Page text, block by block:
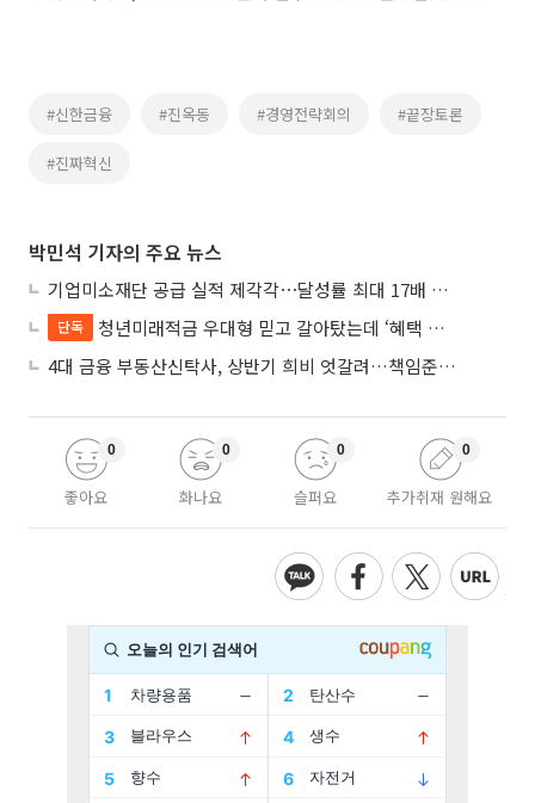
#신한금융 #진옥동 #경영전략회의 #끝장토론
#진짜혁신
박민석 기자의 주요 뉴스
기업미소재단 공급 실적 제각각⋯달성률 최대 17배 차이
단독
청년미래적금 우대형 믿고 갈아탔는데 ‘혜택 반토막’…심사 오류에 가입자 혼선
4대 금융 부동산신탁사, 상반기 희비 엇갈려…책임준공 손실 반영 시점이 갈랐다
좋아요
0
화나요
0
슬퍼요
0
추가취재 원해요
0